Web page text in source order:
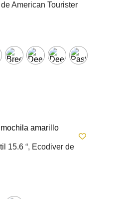
American Tourister
15.6 “, Ecodiver de